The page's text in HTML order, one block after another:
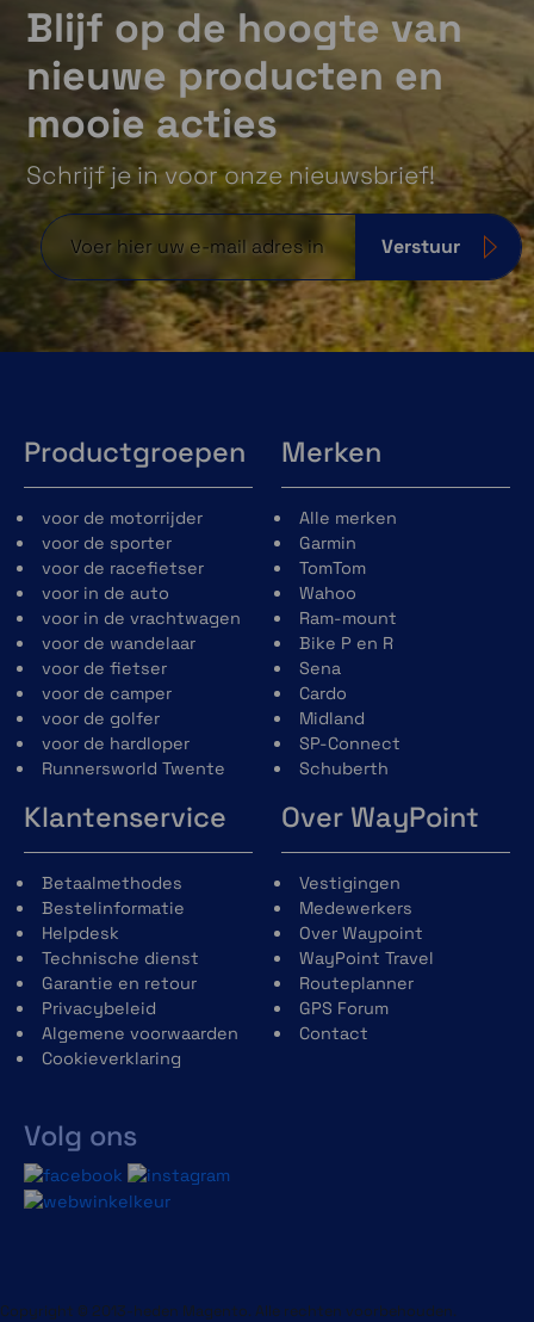
Blijf op de hoogte van
nieuwe producten en
mooie acties
Schrijf je in voor onze nieuwsbrief!
Verstuur
Productgroepen
voor de motorrijder
voor de sporter
voor de racefietser
voor in de auto
voor in de vrachtwagen
voor de wandelaar
voor de fietser
voor de camper
voor de golfer
voor de hardloper
Runnersworld Twente
Merken
Alle merken
Garmin
TomTom
Wahoo
Ram-mount
Bike P en R
Sena
Cardo
Midland
SP-Connect
Schuberth
Klantenservice
Betaalmethodes
Bestelinformatie
Helpdesk
Technische dienst
Garantie en retour
Privacybeleid
Algemene voorwaarden
Cookieverklaring
Volg ons
Over WayPoint
Vestigingen
Medewerkers
Over Waypoint
WayPoint Travel
Routeplanner
GPS Forum
Contact
Copyright © 2013-heden Magento. Alle rechten voorbehouden.